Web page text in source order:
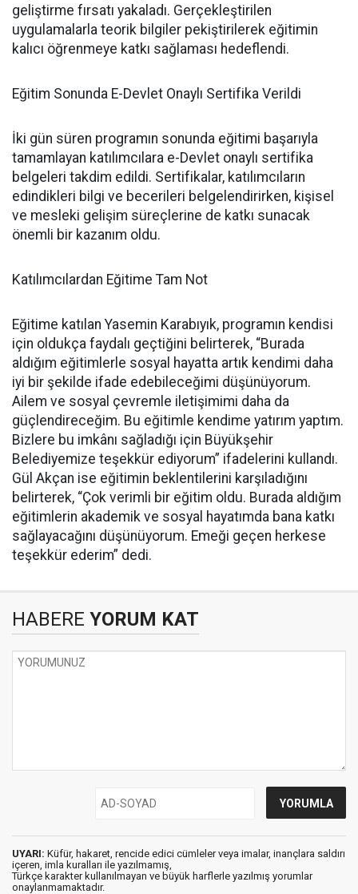
geliştirme fırsatı yakaladı. Gerçekleştirilen
uygulamalarla teorik bilgiler pekiştirilerek eğitimin
kalıcı öğrenmeye katkı sağlaması hedeflendi.
Eğitim Sonunda E-Devlet Onaylı Sertifika Verildi
İki gün süren programın sonunda eğitimi başarıyla
tamamlayan katılımcılara e-Devlet onaylı sertifika
belgeleri takdim edildi. Sertifikalar, katılımcıların
edindikleri bilgi ve becerileri belgelendirirken, kişisel
ve mesleki gelişim süreçlerine de katkı sunacak
önemli bir kazanım oldu.
Katılımcılardan Eğitime Tam Not
Eğitime katılan Yasemin Karabıyık, programın kendisi
için oldukça faydalı geçtiğini belirterek, “Burada
aldığım eğitimlerle sosyal hayatta artık kendimi daha
iyi bir şekilde ifade edebileceğimi düşünüyorum.
Ailem ve sosyal çevremle iletişimimi daha da
güçlendireceğim. Bu eğitimle kendime yatırım yaptım.
Bizlere bu imkânı sağladığı için Büyükşehir
Belediyemize teşekkür ediyorum” ifadelerini kullandı.
Gül Akçan ise eğitimin beklentilerini karşıladığını
belirterek, “Çok verimli bir eğitim oldu. Burada aldığım
eğitimlerin akademik ve sosyal hayatımda bana katkı
sağlayacağını düşünüyorum. Emeği geçen herkese
teşekkür ederim” dedi.
HABERE YORUM KAT
UYARI: Küfür, hakaret, rencide edici cümleler veya imalar, inançlara saldırı
içeren, imla kuralları ile yazılmamış,
Türkçe karakter kullanılmayan ve büyük harflerle yazılmış yorumlar
onaylanmamaktadır.